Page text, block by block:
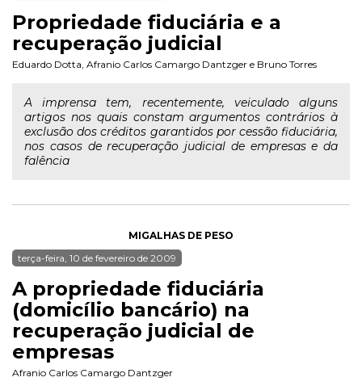
Propriedade fiduciária e a
recuperação judicial
Eduardo Dotta, Afranio Carlos Camargo Dantzger e Bruno Torres
A imprensa tem, recentemente, veiculado alguns
artigos nos quais constam argumentos contrários à
exclusão dos créditos garantidos por cessão fiduciária,
nos casos de recuperação judicial de empresas e da
falência
MIGALHAS DE PESO
terça-feira, 10 de fevereiro de 2009
A propriedade fiduciária
(domicílio bancário) na
recuperação judicial de
empresas
Afranio Carlos Camargo Dantzger